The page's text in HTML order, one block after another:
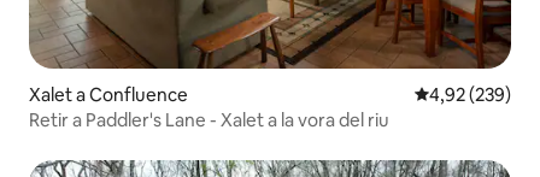
Xalet a Confluence 4,92 de
4,92 (239)
Retir a Paddler's Lane - Xalet a la vora del riu